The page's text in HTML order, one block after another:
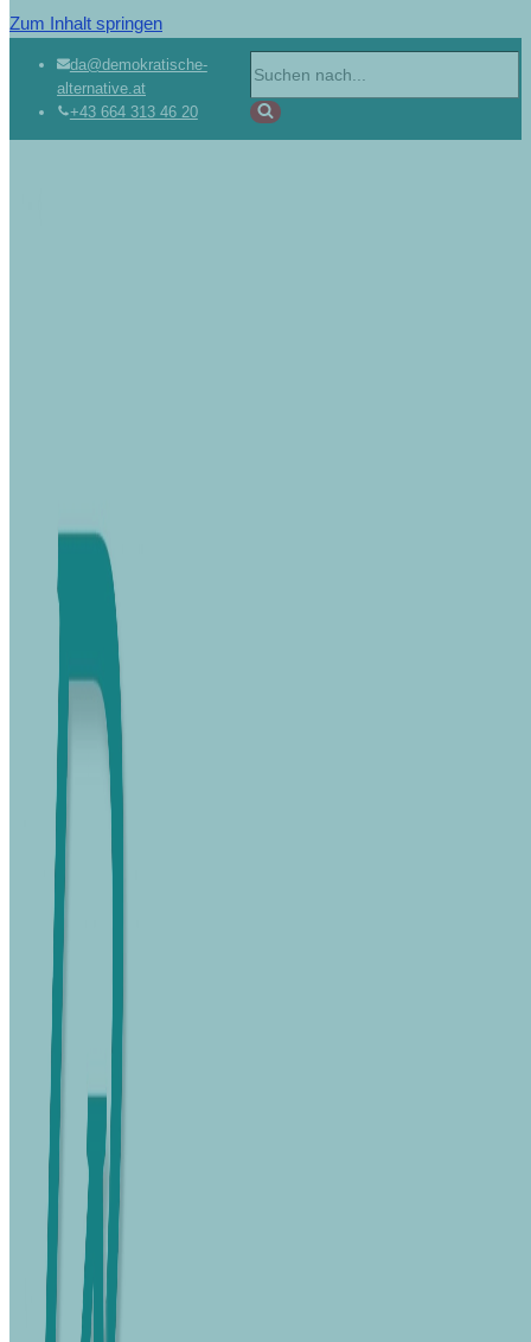
Zum Inhalt springen
da@demokratische-
alternative.at
+43 664 313 46 20